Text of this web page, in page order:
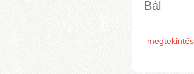
Bál
megtekintés